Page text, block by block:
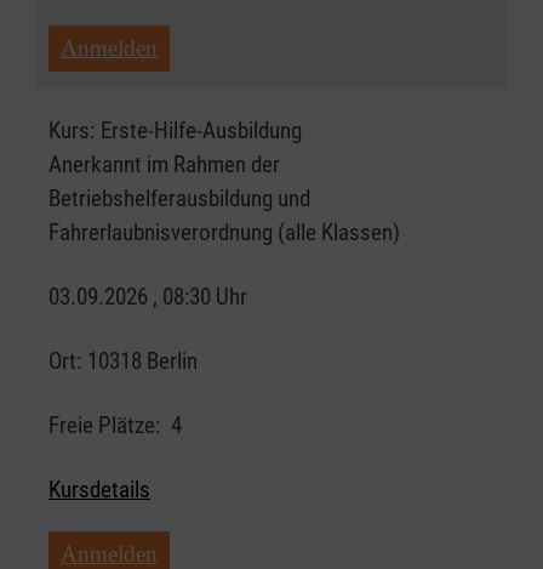
Anmelden
Kurs: Erste-Hilfe-Ausbildung
Anerkannt im Rahmen der
Betriebshelferausbildung und
Fahrerlaubnisverordnung (alle Klassen)
03.09.2026 , 08:30 Uhr
Ort: 10318 Berlin
Freie Plätze: 4
Kursdetails
Anmelden